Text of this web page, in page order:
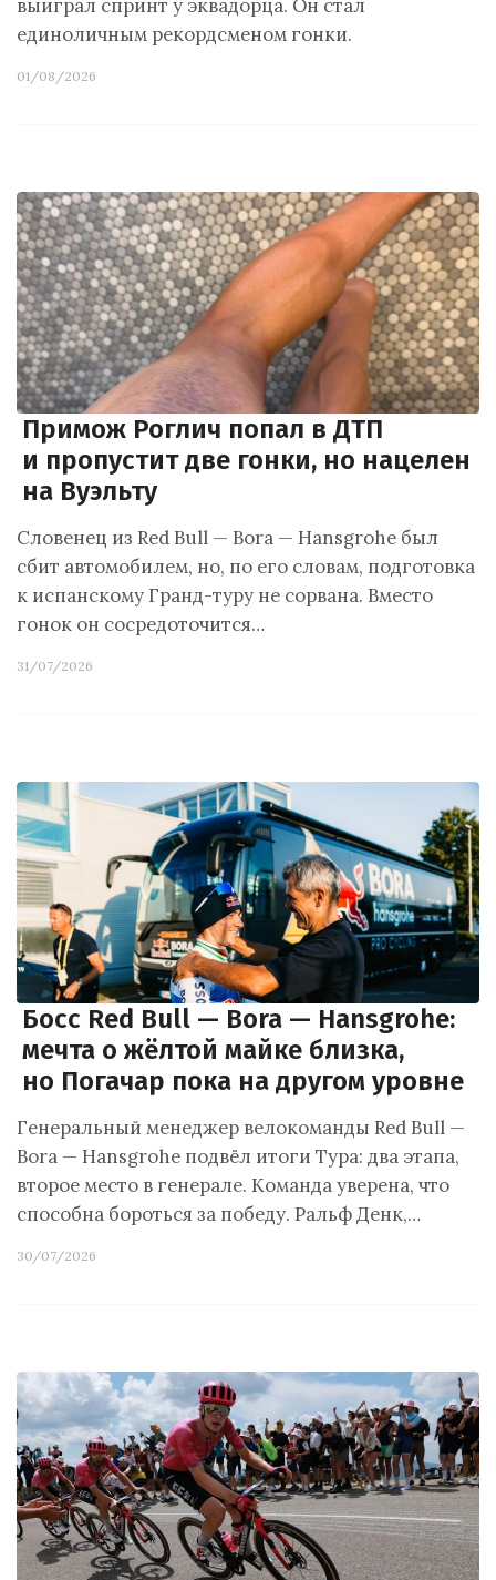
выиграл спринт у эквадорца. Он стал
единоличным рекордсменом гонки.
01/08/2026
Примож Роглич попал в ДТП
и пропустит две гонки, но нацелен
на Вуэльту
Словенец из Red Bull — Bora — Hansgrohe был
сбит автомобилем, но, по его словам, подготовка
к испанскому Гранд-туру не сорвана. Вместо
гонок он сосредоточится…
31/07/2026
Босс Red Bull — Bora — Hansgrohe:
мечта о жёлтой майке близка,
но Погачар пока на другом уровне
Генеральный менеджер велокоманды Red Bull —
Bora — Hansgrohe подвёл итоги Тура: два этапа,
второе место в генерале. Команда уверена, что
способна бороться за победу. Ральф Денк,…
30/07/2026